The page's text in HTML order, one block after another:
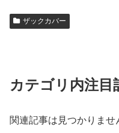
ザックカバー
カテゴリ内注目
関連記事は見つかりませ